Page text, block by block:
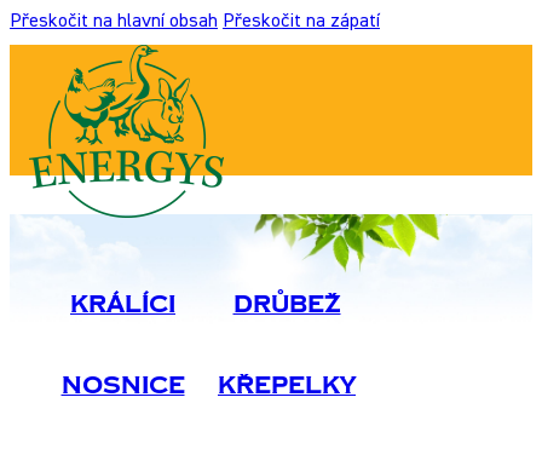
Přeskočit na hlavní obsah Přeskočit na zápatí
Králíci Drůbež
Nosnice Křepelky